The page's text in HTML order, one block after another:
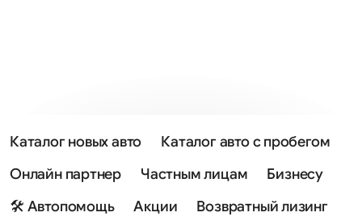
Каталог новых авто
Каталог авто с пробегом
Онлайн партнер
Частным лицам
Бизнесу
🛠 Автопомощь
Акции
Возвратный лизинг